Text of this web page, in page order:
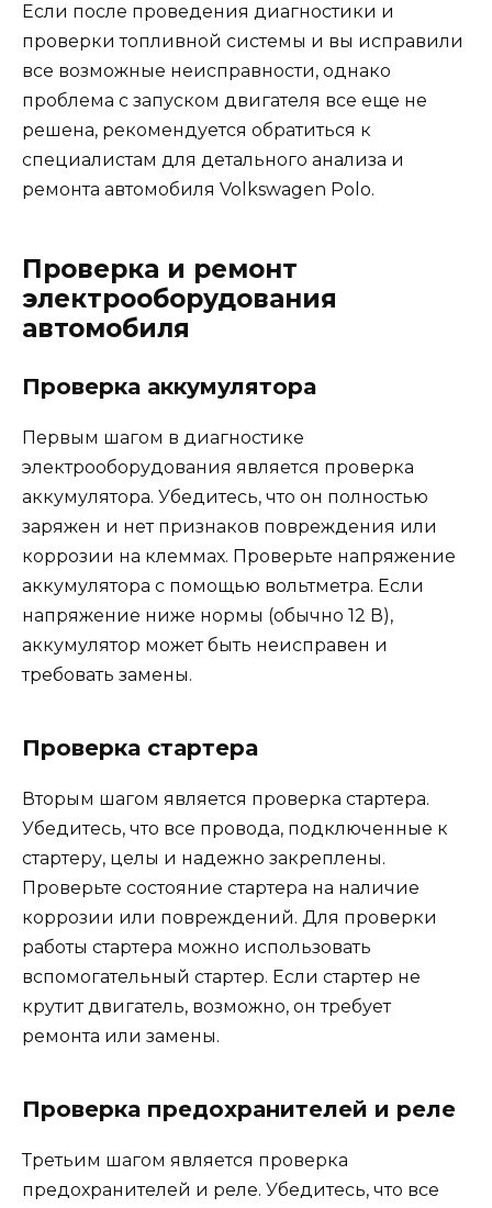
Если после проведения диагностики и
проверки топливной системы и вы исправили
все возможные неисправности, однако
проблема с запуском двигателя все еще не
решена, рекомендуется обратиться к
специалистам для детального анализа и
ремонта автомобиля Volkswagen Polo.
Проверка и ремонт
электрооборудования
автомобиля
Проверка аккумулятора
Первым шагом в диагностике
электрооборудования является проверка
аккумулятора. Убедитесь, что он полностью
заряжен и нет признаков повреждения или
коррозии на клеммах. Проверьте напряжение
аккумулятора с помощью вольтметра. Если
напряжение ниже нормы (обычно 12 В),
аккумулятор может быть неисправен и
требовать замены.
Проверка стартера
Вторым шагом является проверка стартера.
Убедитесь, что все провода, подключенные к
стартеру, целы и надежно закреплены.
Проверьте состояние стартера на наличие
коррозии или повреждений. Для проверки
работы стартера можно использовать
вспомогательный стартер. Если стартер не
крутит двигатель, возможно, он требует
ремонта или замены.
Проверка предохранителей и реле
Третьим шагом является проверка
предохранителей и реле. Убедитесь, что все